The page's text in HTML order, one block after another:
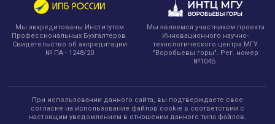
Мы аккредитованы Институтом
Профессиональных Бухгалтеров.
Свидетельство об аккредитации
№ ПА - 1248/20
Мы являемся участником проекта
Инновационного научно-
технологического центра МГУ
"Воробьевы горы". Рег. номер
№104Б.
При использовании данного сайта, вы подтверждаете свое
согласие на использование файлов cookie в соответствии с
настоящим уведомлением в отношении данного типа файлов.